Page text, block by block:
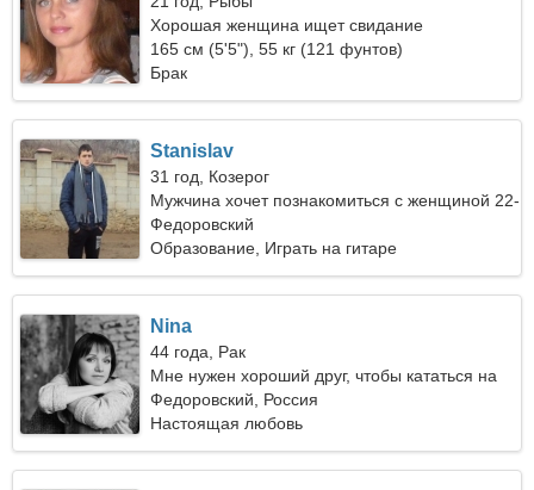
Хорошая женщина ищет свидание
165 см (5'5"), 55 кг (121 фунтов)
Брак
Stanislav
31 год, Козерог
Мужчина хочет познакомиться с женщиной 22-
31
Федоровский
Образование, Играть на гитаре
Nina
44 года, Рак
Мне нужен хороший друг, чтобы кататься на
лыжах вместе
Федоровский, Россия
Настоящая любовь